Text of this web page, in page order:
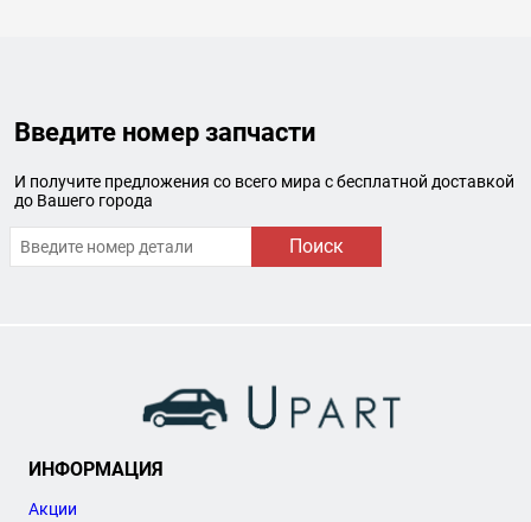
Введите номер запчасти
И получите предложения со всего мира с бесплатной доставкой
до Вашего города
Поиск
ИНФОРМАЦИЯ
Акции